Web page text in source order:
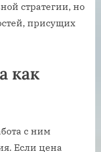
стратегии, но
присущих
как
с ним
Если цена